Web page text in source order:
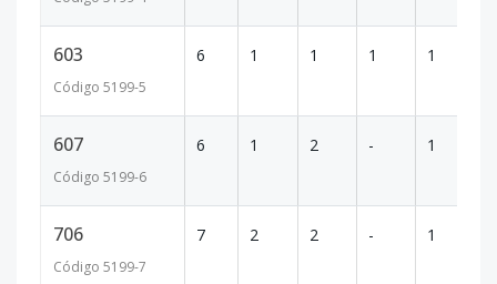
603
Código 5199-5
6 1 1 1 1
607
Código 5199-6
6 1 2 - 1
706
Código 5199-7
7 2 2 - 1